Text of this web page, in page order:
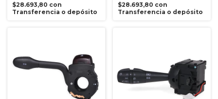
$28.693,80 con
Transferencia o depósito
$28.693,80 con
Transferencia o depósito